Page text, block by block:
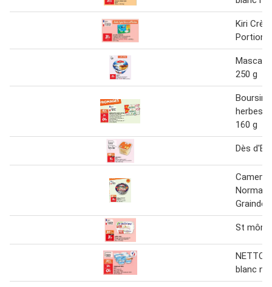
Kiri
Portions
250 g
Boursin
herbes
160 g
Dès
St
NETTO
blanc